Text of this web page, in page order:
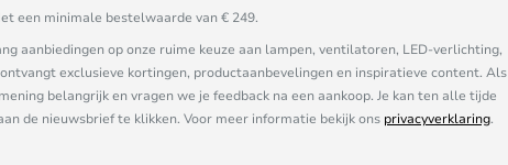
een minimale bestelwaarde van € 249.
aanbiedingen op onze ruime keuze aan lampen, ventilatoren, LED-verlichting,
exclusieve kortingen, productaanbevelingen en inspiratieve content. Als
belangrijk en vragen we je feedback na een aankoop. Je kan ten alle tijde
de nieuwsbrief te klikken. Voor meer informatie bekijk ons privacyverklaring.